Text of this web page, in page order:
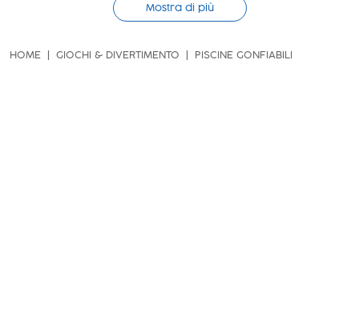
Mostra di più
HOME GIOCHI & DIVERTIMENTO PISCINE GONFIABILI